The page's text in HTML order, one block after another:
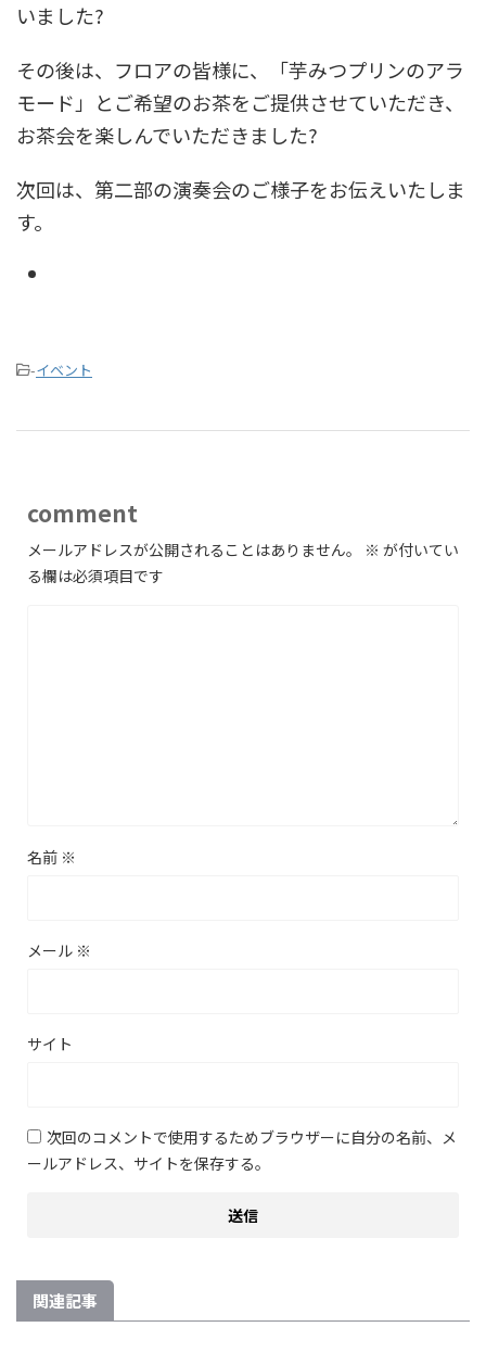
いました?
その後は、フロアの皆様に、「芋みつプリンのアラ
モード」とご希望のお茶をご提供させていただき、
お茶会を楽しんでいただきました?
次回は、第二部の演奏会のご様子をお伝えいたしま
す。
-イベント
comment
メールアドレスが公開されることはありません。 ※ が付いてい
る欄は必須項目です
名前 ※
メール ※
サイト
次回のコメントで使用するためブラウザーに自分の名前、メ
ールアドレス、サイトを保存する。
関連記事